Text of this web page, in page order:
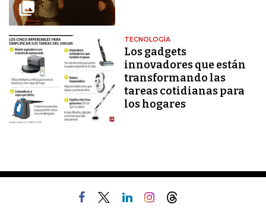
TECNOLOGÍA
Los gadgets
innovadores que están
transformando las
tareas cotidianas para
los hogares